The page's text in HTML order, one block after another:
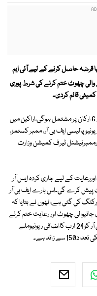
ڈالرکانیا قرضہ حاصل کرنے کے لیے آئی ایم
والی چھوٹ ختم کرنے کی شرط پوری
قائم کردی۔
ایکسپریس کو دستیاب دستاویزکے مطابق کمیٹی 6 ارکان پر مشتمل ہوگی،اراکین میں
پالیسی ایف بی آر، ممبر کسٹمز،
ٹیرف کمیشن وزارت
کے لیے جاری کردہ ایس آر
پیش کرے گی۔اس بارے ایف بی آر
کی گئی ہے،انھوں نے بتایا کہ
دی جانیوالی چھوٹ اور رعایت ختم کرنے
کی تجاویزتیارکی ہیں،چھوٹ ختم کرنے سے ایف بی آر کو24 ارب کااضافی ریونیوملے
زائد ہے۔